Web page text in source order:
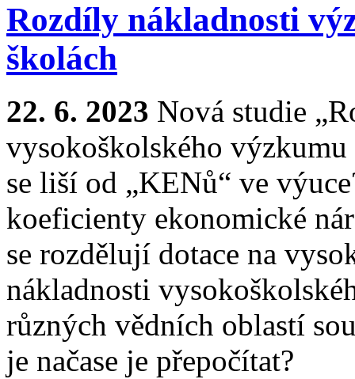
Rozdíly nákladnosti
školách
22. 6. 2023 Nová studie
vysokoškolského
se liší od „KENů“ ve
koeficienty ekonomické
se rozdělují dotace na
nákladnosti
různých vědních oblastí
je načase je přepočítat?